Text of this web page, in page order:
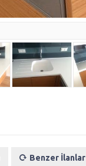
Benzer İlanlar